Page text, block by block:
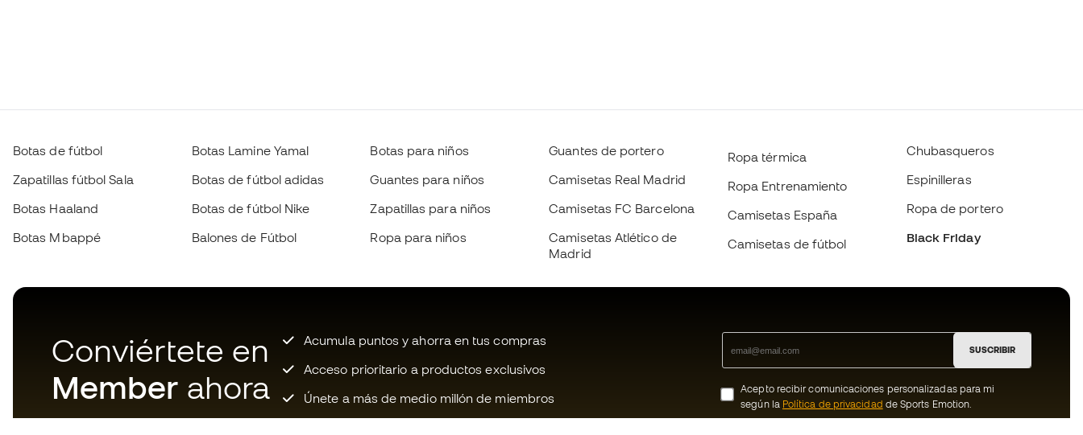
Botas de fútbol
Zapatillas fútbol Sala
Botas Haaland
Botas Mbappé
Botas Lamine Yamal
Botas de fútbol adidas
Botas de fútbol Nike
Balones de Fútbol
Botas para niños
Guantes para niños
Zapatillas para niños
Ropa para niños
Guantes de portero
Camisetas Real Madrid
Camisetas FC Barcelona
Camisetas Atlético de
Madrid
Ropa térmica
Ropa Entrenamiento
Camisetas España
Camisetas de fútbol
Chubasqueros
Espinilleras
Ropa de portero
Black Friday
Conviértete en
Member ahora
Acumula puntos y ahorra en tus compras
Acceso prioritario a productos exclusivos
Únete a más de medio millón de miembros
SUSCRIBIR
Acepto recibir comunicaciones personalizadas para mi
según la Política de privacidad de Sports Emotion.